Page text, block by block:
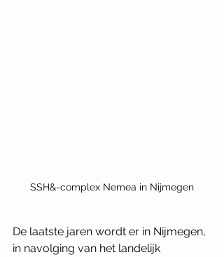
SSH&-complex Nemea in Nijmegen
De laatste jaren wordt er in Nijmegen,
in navolging van het landelijk